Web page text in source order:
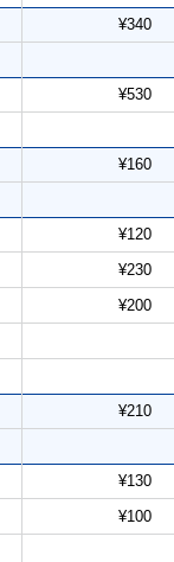
¥340
¥530
¥160
¥120
¥230
¥200
¥210
¥130
¥100